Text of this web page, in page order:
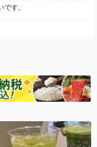
す。